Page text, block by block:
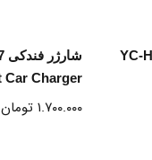
Car Charger
۱.۷۰۰.۰۰۰ تومان